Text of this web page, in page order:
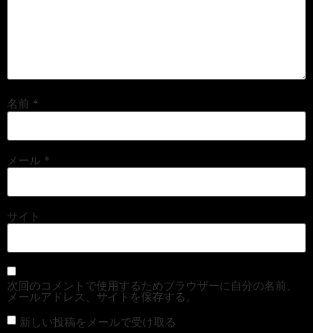
名前 *
メール *
サイト
次回のコメントで使用するためブラウザーに自分の名前、
メールアドレス、サイトを保存する。
新しい投稿をメールで受け取る